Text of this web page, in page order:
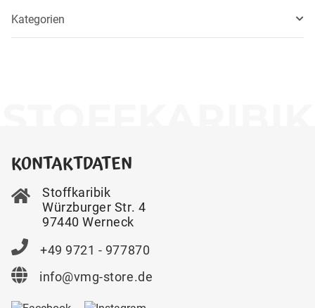
Kategorien
KONTAKTDATEN
Stoffkaribik
Würzburger Str. 4
97440 Werneck
+49 9721 - 977870
info@vmg-store.de